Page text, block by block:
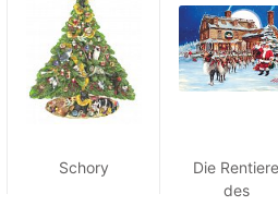
Schory
Die Rentiere
des